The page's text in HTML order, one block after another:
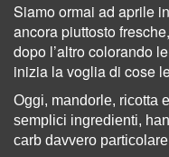
Siamo ormai ad aprile
ancora piuttosto
dopo l’altro colorando
inizia la voglia di cose
Oggi, mandorle, ricotta
semplici ingredienti,
carb davvero particolare